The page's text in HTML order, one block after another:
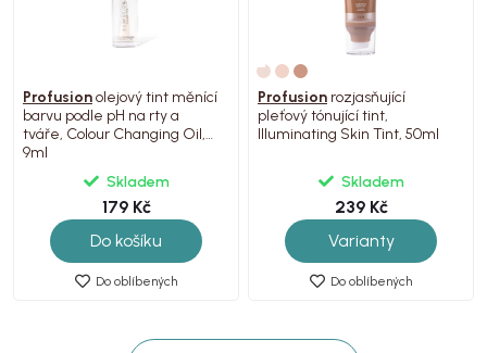
Profusionolejový tint měnící
barvu podle pH na rty a
tváře, Colour Changing Oil,
9ml
Skladem
179 Kč
Do košíku
Do oblíbených
Profusion rozjasňující
pleťový tónující tint,
Illuminating Skin Tint, 50ml
Skladem
239 Kč
Varianty
Do oblíbených